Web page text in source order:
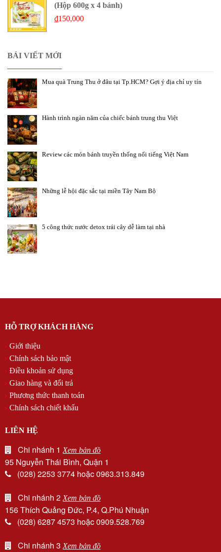
(Hộp 600g x 4 bánh)
₫150,000
BÁI VIẾT MỚI
Mua quà Trung Thu ở đâu tại Tp.HCM? Gợi ý địa chỉ uy tín
Hành trình ngàn năm của chiếc bánh trung thu Việt
Review các món bánh truyền thống nổi tiếng Việt Nam
Những lễ hội đặc sắc tại miền Tây Nam Bộ
5 công thức nước detox trái cây dễ làm tại nhà
HỖ TRỢ KHÁCH HÀNG
Giới thiệu
Chính sách bảo mật
Điều khoản sử dụng
Giao hàng và đổi trả
Phương thức thanh toán
Chính sách chiết khấu
LIÊN HỆ
Chi nhánh 1Xem bản đồ
95 Nguyễn Thái Bình, Quận 1
(028) 2253 3774 hoặc 0963.313.849
Chi nhánh 2Xem bản đồ
156 Thích Quảng Đức, P.4, Q.Phú Nhuận
(028) 6287 4573 hoặc 0909.528.769
Chi nhánh 3Xem bản đồ